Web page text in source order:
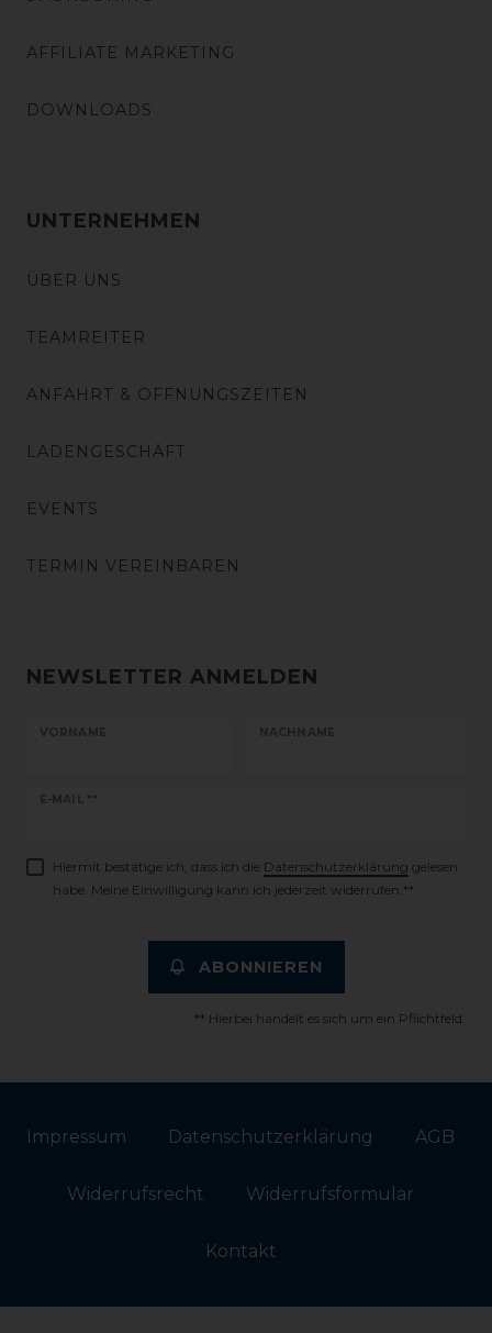
AFFILIATE MARKETING
DOWNLOADS
UNTERNEHMEN
ÜBER UNS
TEAMREITER
ANFAHRT & ÖFFNUNGSZEITEN
LADENGESCHÄFT
EVENTS
TERMIN VEREINBAREN
NEWSLETTER ANMELDEN
VORNAME NACHNAME
E-MAIL **
Newsletter
Hiermit bestätige ich, dass ich die Daten­schutz­erklärung gelesen
habe. Meine Einwilligung kann ich jederzeit widerrufen.**
ABONNIEREN
** Hierbei handelt es sich um ein Pflichtfeld.
Impressum Daten­schutz­erklärung AGB
Widerrufs­recht Widerrufs­formular
Kontakt